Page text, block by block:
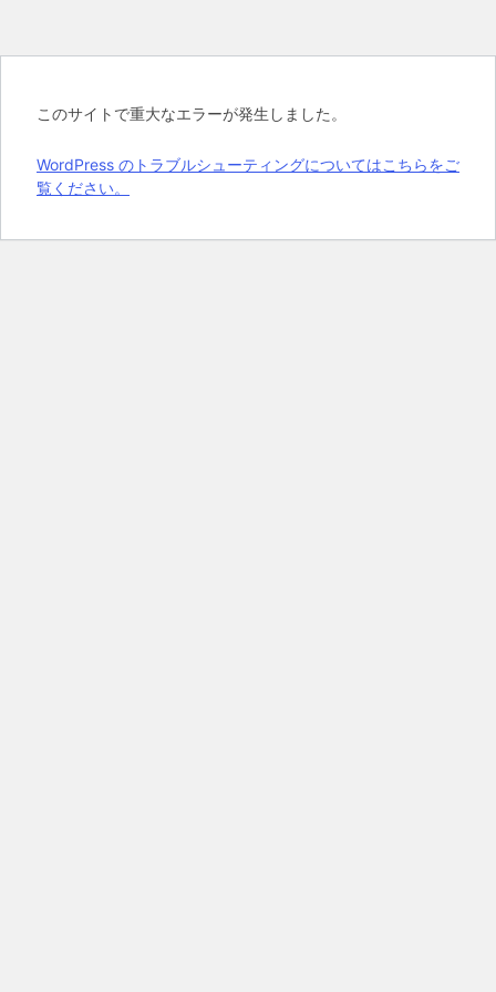
このサイトで重大なエラーが発生しました。
WordPress のトラブルシューティングについてはこちらをご
覧ください。